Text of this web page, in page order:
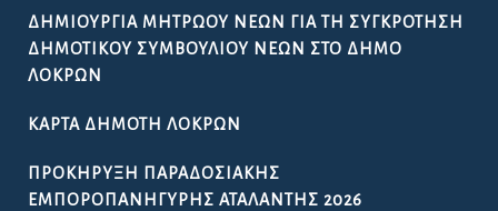
ΔΗΜΙΟΥΡΓΊΑ ΜΗΤΡΏΟΥ ΝΈΩΝ ΓΙΑ ΤΗ ΣΥΓΚΡΌΤΗΣΗ
ΔΗΜΟΤΙΚΟΎ ΣΥΜΒΟΥΛΊΟΥ ΝΈΩΝ ΣΤΟ ΔΉΜΟ
ΛΟΚΡΏΝ
ΚΆΡΤΑ ΔΗΜΌΤΗ ΛΟΚΡΏΝ
ΠΡΟΚΉΡΥΞΗ ΠΑΡΑΔΟΣΙΑΚΉΣ
ΕΜΠΟΡΟΠΑΝΉΓΥΡΗΣ ΑΤΑΛΆΝΤΗΣ 2026